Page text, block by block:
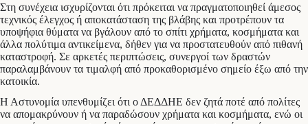
Στη συνέχεια ισχυρίζονται ότι πρόκειται να πραγματοποιηθεί άμεσος
τεχνικός έλεγχος ή αποκατάσταση της βλάβης και προτρέπουν τα
υποψήφια θύματα να βγάλουν από το σπίτι χρήματα, κοσμήματα και
άλλα πολύτιμα αντικείμενα, δήθεν για να προστατευθούν από πιθανή
καταστροφή. Σε αρκετές περιπτώσεις, συνεργοί των δραστών
παραλαμβάνουν τα τιμαλφή από προκαθορισμένο σημείο έξω από την
κατοικία.
Η Αστυνομία υπενθυμίζει ότι ο ΔΕΔΔΗΕ δεν ζητά ποτέ από πολίτες
να απομακρύνουν ή να παραδώσουν χρήματα και κοσμήματα, ενώ οι